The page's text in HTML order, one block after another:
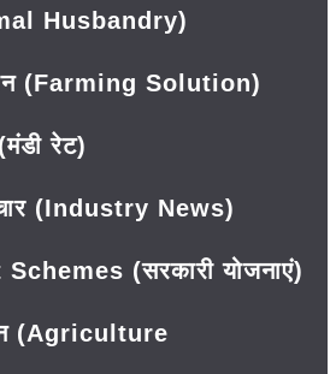
Husbandry)
(Farming Solution)
रेट)
(Industry News)
(सरकारी योजनाएं)
(Agriculture